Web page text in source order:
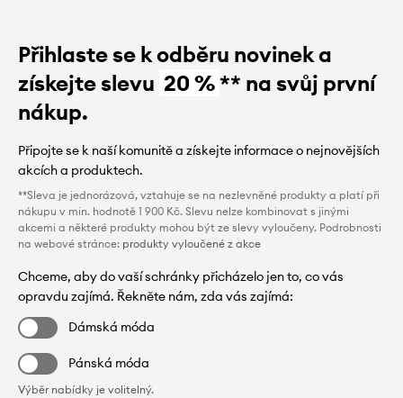
Přihlaste se k odběru novinek a
získejte slevu 20 %** na svůj první
nákup.
Připojte se k naší komunitě a získejte informace o nejnovějších
akcích a produktech.
**Sleva je jednorázová, vztahuje se na nezlevněné produkty a platí při
nákupu v min. hodnotě 1 900 Kč. Slevu nelze kombinovat s jinými
akcemi a některé produkty mohou být ze slevy vyloučeny. Podrobnosti
na webové stránce: produkty vyloučené z akce
Chceme, aby do vaší schránky přicházelo jen to, co vás
opravdu zajímá. Řekněte nám, zda vás zajímá:
Dámská móda
Pánská móda
Výběr nabídky je volitelný.